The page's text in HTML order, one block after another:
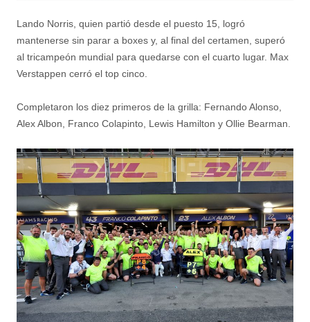
Lando Norris, quien partió desde el puesto 15, logró
mantenerse sin parar a boxes y, al final del certamen, superó
al tricampeón mundial para quedarse con el cuarto lugar. Max
Verstappen cerró el top cinco.
Completaron los diez primeros de la grilla: Fernando Alonso,
Alex Albon, Franco Colapinto, Lewis Hamilton y Ollie Bearman.